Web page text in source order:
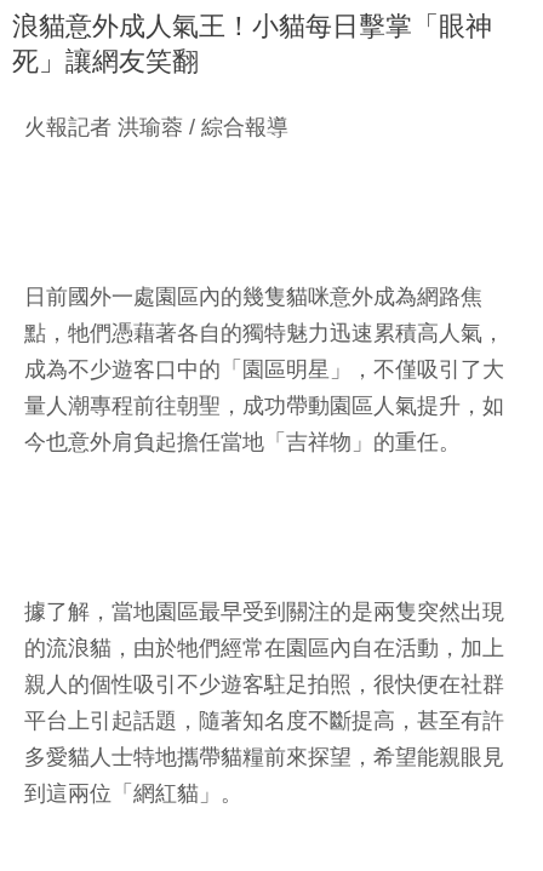
浪貓意外成人氣王！小貓每日擊掌「眼神
死」讓網友笑翻
火報記者 洪瑜蓉 / 綜合報導
日前國外一處園區內的幾隻貓咪意外成為網路焦
點，牠們憑藉著各自的獨特魅力迅速累積高人氣，
成為不少遊客口中的「園區明星」，不僅吸引了大
量人潮專程前往朝聖，成功帶動園區人氣提升，如
今也意外肩負起擔任當地「吉祥物」的重任。
據了解，當地園區最早受到關注的是兩隻突然出現
的流浪貓，由於牠們經常在園區內自在活動，加上
親人的個性吸引不少遊客駐足拍照，很快便在社群
平台上引起話題，隨著知名度不斷提高，甚至有許
多愛貓人士特地攜帶貓糧前來探望，希望能親眼見
到這兩位「網紅貓」。